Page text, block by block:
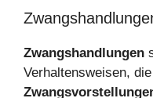
Zwangshandlungen
Verhaltensweisen,